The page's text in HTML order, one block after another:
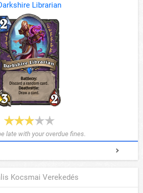
Librarian
late with your overdue fines.
Kocsmai Verekedés